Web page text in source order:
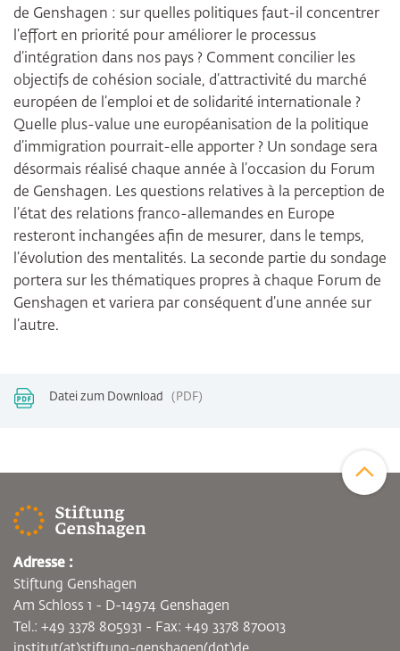
de Genshagen : sur quelles politiques faut-il concentrer
l’effort en priorité pour améliorer le processus
d’intégration dans nos pays ? Comment concilier les
objectifs de cohésion sociale, d’attractivité du marché
européen de l’emploi et de solidarité internationale ?
Quelle plus-value une européanisation de la politique
d’immigration pourrait-elle apporter ? Un sondage sera
désormais réalisé chaque année à l’occasion du Forum
de Genshagen. Les questions relatives à la perception de
l’état des relations franco-allemandes en Europe
resteront inchangées afin de mesurer, dans le temps,
l’évolution des mentalités. La seconde partie du sondage
portera sur les thématiques propres à chaque Forum de
Genshagen et variera par conséquent d’une année sur
l’autre.
Datei zum Download PDF
Adresse :
Stiftung Genshagen
Am Schloss 1 - D-14974 Genshagen
Tel.: +49 3378 805931 - Fax: +49 3378 870013